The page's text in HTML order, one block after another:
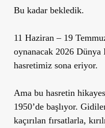
Bu kadar bekledik.
11 Haziran – 19
oynanacak 2026 Dünya
hasretimiz sona eriyor.
Ama bu hasretin
1950’de başlıyor.
kaçırılan fırsatlarla,